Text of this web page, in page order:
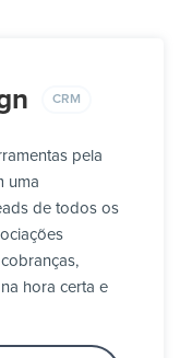
CRM
pela
uma
de todos os
hora certa e